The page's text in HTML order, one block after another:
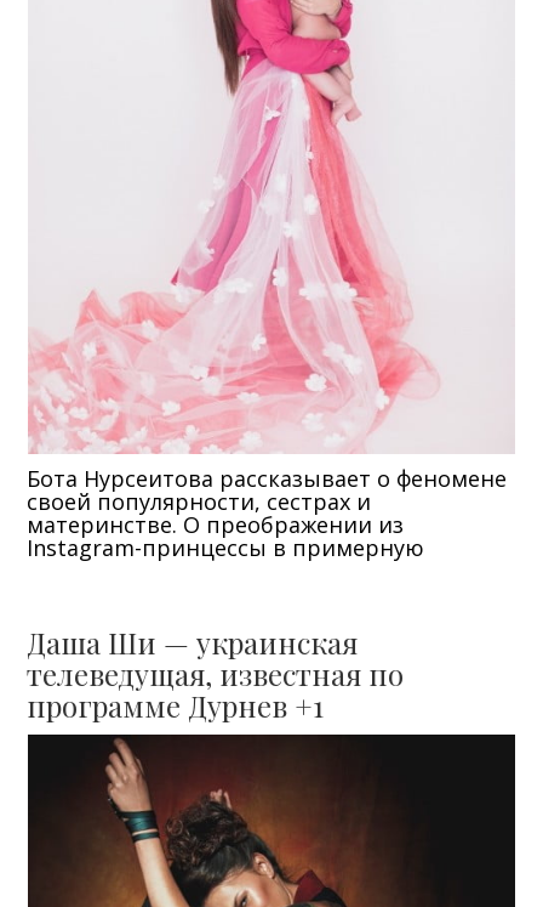
Бота Нурсеитова рассказывает о феномене
своей популярности, сестрах и
материнстве. О преображении из
Instagram-принцессы в примерную
Даша Ши — украинская
телеведущая, известная по
программе Дурнев +1